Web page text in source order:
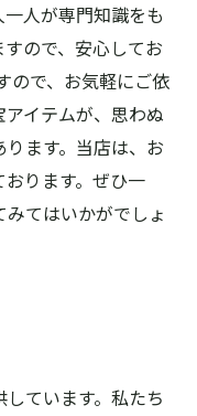
人が専門知識をも
ので、安心してお
ので、お気軽にご依
イテムが、思わぬ
ます。当店は、お
ります。ぜひ一
てはいかがでしょ
ています。私たち